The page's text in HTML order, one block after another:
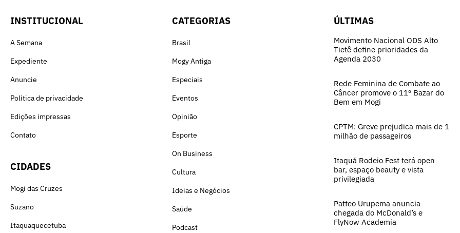
INSTITUCIONAL
A Semana
Expediente
Anuncie
Política de privacidade
Edições impressas
Contato
CIDADES
Mogi das Cruzes
Suzano
Itaquaquecetuba
CATEGORIAS
Brasil
Mogy Antiga
Especiais
Eventos
Opinião
Esporte
On Business
Cultura
Ideias e Negócios
Saúde
Podcast
ÚLTIMAS
Movimento Nacional ODS Alto
Tietê define prioridades da
Agenda 2030
Rede Feminina de Combate ao
Câncer promove o 11º Bazar do
Bem em Mogi
CPTM: Greve prejudica mais de 1
milhão de passageiros
Itaquá Rodeio Fest terá open
bar, espaço beauty e vista
privilegiada
Patteo Urupema anuncia
chegada do McDonald’s e
FlyNow Academia